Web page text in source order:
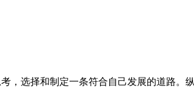
，选择和制定一条符合自己发展的道路。